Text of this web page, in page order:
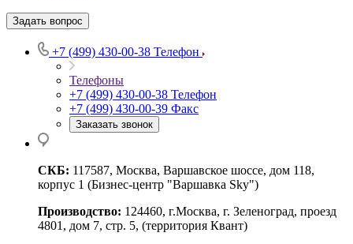
Задать вопрос
+7 (499) 430-00-38 Телефон
Телефоны
+7 (499) 430-00-38 Телефон
+7 (499) 430-00-39 Факс
Заказать звонок
СКБ: 117587, Москва, Варшавское шоссе, дом 118,
корпус 1 (Бизнес-центр "Варшавка Sky")
Производство: 124460, г.Москва, г. Зеленоград, проезд
4801, дом 7, стр. 5, (территория Квант)